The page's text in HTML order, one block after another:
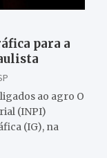
para a
ao agro O
(INPI)
(IG), na